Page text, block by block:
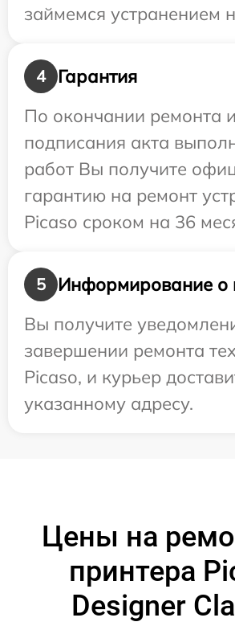
займемся устранением
4
Гарантия
По окончании ремонта и
подписания акта
работ Вы получите
гарантию на ремонт
Picaso сроком на 36
5
Информирование о
Вы получите
завершении ремонта
Picaso, и курьер
указанному адресу.
Цены на
принтера
Designer